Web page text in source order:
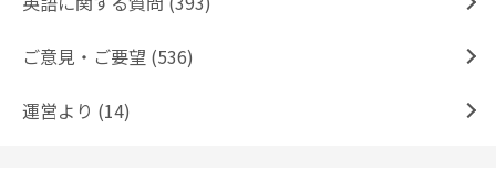
ご意見・ご要望 (536)
運営より (14)